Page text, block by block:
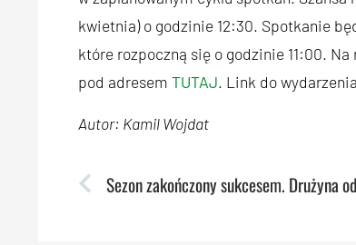
kwietnia) o godzinie 12:30. Spotkanie
które rozpoczną się o godzinie 11:00.
pod adresem TUTAJ. Link do
Autor: Kamil Wojdat